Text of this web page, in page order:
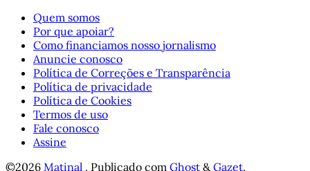
Quem somos
Por que apoiar?
Como financiamos nosso jornalismo
Anuncie conosco
Política de Correções e Transparência
Política de privacidade
Política de Cookies
Termos de uso
Fale conosco
Assine
©2026 Matinal . Publicado com Ghost & Gazet.